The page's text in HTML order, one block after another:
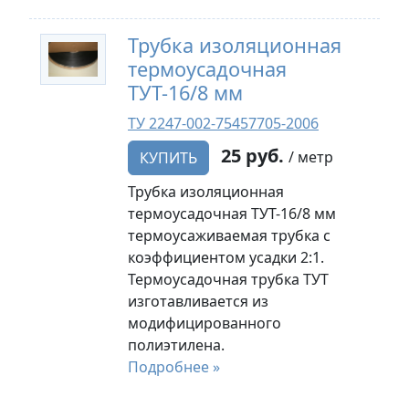
Трубка изоляционная
термоусадочная
ТУТ-16/8 мм
ТУ 2247-002-75457705-2006
КУПИТЬ
25 руб. / метр
Трубка изоляционная
термоусадочная ТУТ-16/8 мм
термоусаживаемая трубка с
коэффициентом усадки 2:1.
Термоусадочная трубка ТУТ
изготавливается из
модифицированного
полиэтилена.
Подробнее »